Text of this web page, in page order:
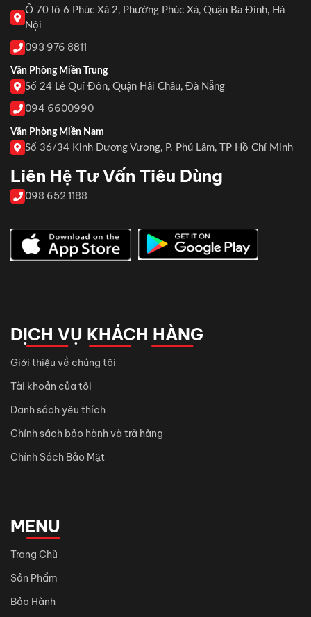
Ô 70 lô 6 Phúc Xá 2, Phường Phúc Xá, Quận Ba Đình, Hà
Nội
093 976 8811
Văn Phòng Miền Trung
Số 24 Lê Quí Đôn, Quận Hải Châu, Đà Nẵng
094 6600990
Văn Phòng Miền Nam
Số 36/34 Kinh Dương Vương, P. Phú Lâm, TP Hồ Chí Minh
Liên Hệ Tư Vấn Tiêu Dùng
098 652 1188
DỊCH VỤ KHÁCH HÀNG
Giới thiệu về chúng tôi
Tài khoản của tôi
Danh sách yêu thích
Chính sách bảo hành và trả hàng
Chính Sách Bảo Mật
MENU
Trang Chủ
Sản Phẩm
Bảo Hành